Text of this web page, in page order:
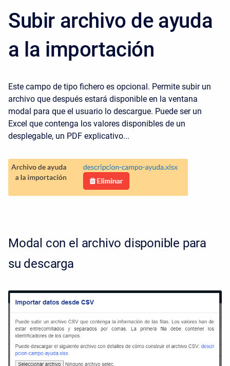
Subir archivo de ayuda
a la importación
Este campo de tipo fichero es opcional. Permite subir un
archivo que después estará disponible en la ventana
modal para que el usuario lo descargue. Puede ser un
Excel que contenga los valores disponibles de un
desplegable, un PDF explicativo...
Modal con el archivo disponible para
su descarga